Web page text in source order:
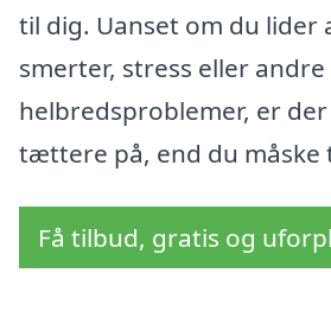
til dig. Uanset om du lider
smerter, stress eller andre
helbredsproblemer, er
tættere på, end du måske
Få tilbud, gratis og